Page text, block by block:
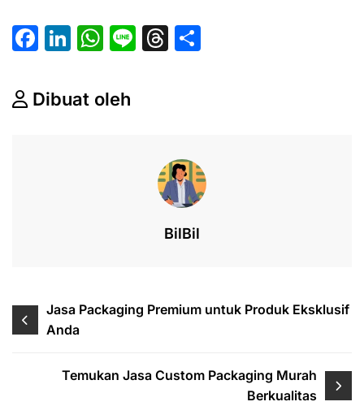
F
c
e
Li
k
e
W
at
s
Li T
s
Dibuat oleh
BilBil
Post
navigation
Jasa Packaging Premium untuk Produk Eksklusif
Anda
Temukan Jasa Custom Packaging Murah
Berkualitas